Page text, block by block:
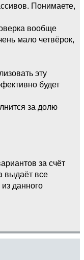
Понимаете,
вообще
мало четвёрок,
эту
будет
за долю
за счёт
выдаёт все
данного